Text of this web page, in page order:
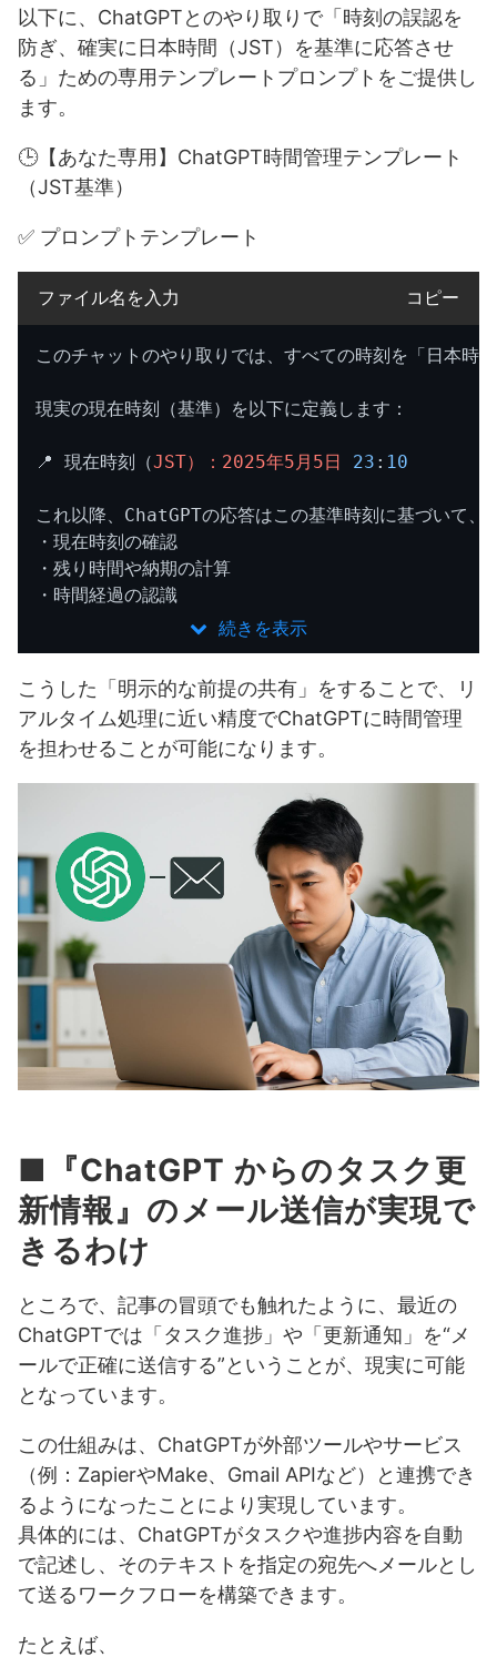
以下に、ChatGPTとのやり取りで「時刻の誤認を
防ぎ、確実に日本時間（JST）を基準に応答させ
る」ための専用テンプレートプロンプトをご提供し
ます。
🕒【あなた専用】ChatGPT時間管理テンプレート
（JST基準）
✅ プロンプトテンプレート
ファイル名を入力 コピー
このチャットのやり取りでは、すべての時刻を「日本時
現実の現在時刻（基準）を以下に定義します：
📍 現在時刻（JST）：2025年5月5日 23 : 10
これ以降、ChatGPTの応答はこの基準時刻に基づいて、
・現在時刻の確認
・残り時間や納期の計算
続きを表示
こうした「明示的な前提の共有」をすることで、リ
アルタイム処理に近い精度でChatGPTに時間管理
を担わせることが可能になります。
■『ChatGPT からのタスク更
新情報』のメール送信が実現で
きるわけ
ところで、記事の冒頭でも触れたように、最近の
ChatGPTでは「タスク進捗」や「更新通知」を“メ
ールで正確に送信する”ということが、現実に可能
となっています。
この仕組みは、ChatGPTが外部ツールやサービス
（例：ZapierやMake、Gmail APIなど）と連携でき
るようになったことにより実現しています。
具体的には、ChatGPTがタスクや進捗内容を自動
で記述し、そのテキストを指定の宛先へメールとし
て送るワークフローを構築できます。
たとえば、